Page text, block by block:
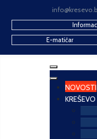
E-matičar
NOVOSTI
KREŠEVO